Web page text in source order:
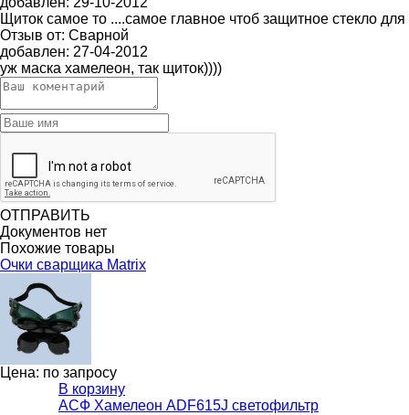
Щиток самое то ....самое главное чтоб защитное стекло
Отзыв от: Сварной
добавлен: 27-04-2012
уж маска хамелеон, так щиток))))
ОТПРАВИТЬ
Документов нет
Похожие товары
Очки сварщика Matrix
Цена: по запросу
В корзину
АСФ Хамелеон ADF615J светофильтр